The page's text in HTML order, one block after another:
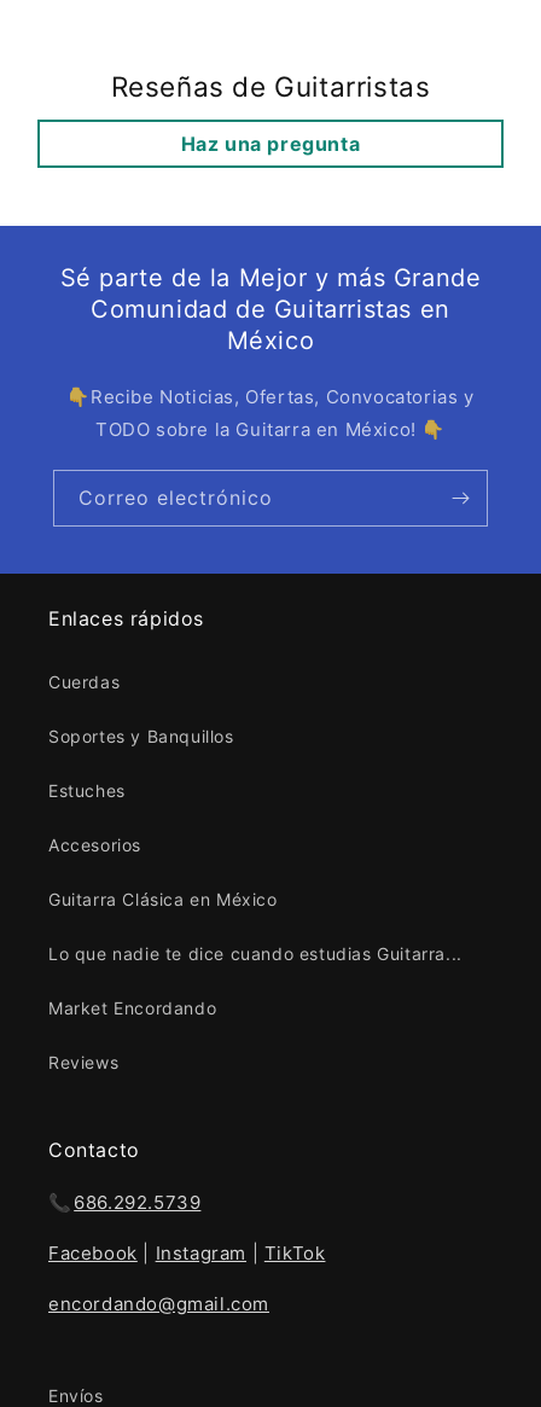
Reseñas de Guitarristas
Haz una pregunta
Sé parte de la Mejor y más Grande
Comunidad de Guitarristas en
México
👇Recibe Noticias, Ofertas, Convocatorias y
TODO sobre la Guitarra en México! 👇
Correo electrónico
Enlaces rápidos
Cuerdas
Soportes y Banquillos
Estuches
Accesorios
Guitarra Clásica en México
Lo que nadie te dice cuando estudias Guitarra...
Market Encordando
Reviews
Contacto
📞 686.292.5739
Facebook Instagram TikTok
encordando@gmail.com
Envíos